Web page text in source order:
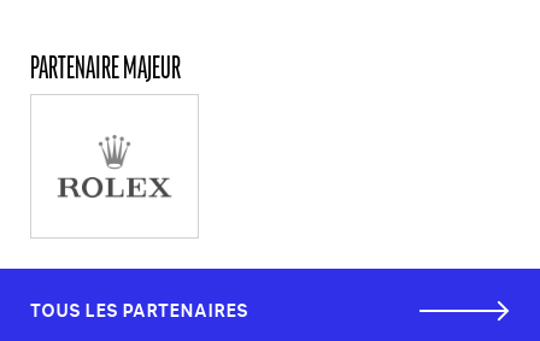
PARTENAIRE MAJEUR
TOUS LES PARTENAIRES